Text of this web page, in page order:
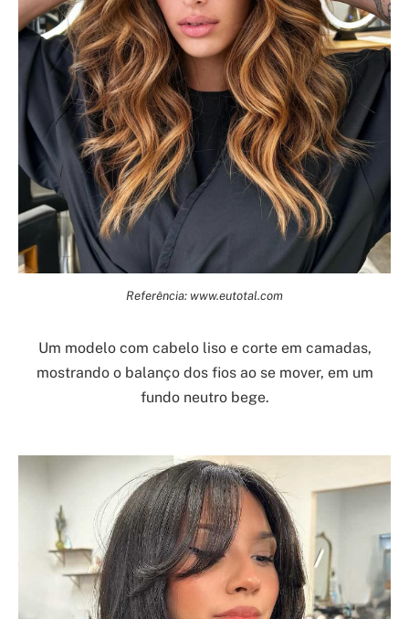
Referência: www.eutotal.com
Um modelo com cabelo liso e corte em camadas,
mostrando o balanço dos fios ao se mover, em um
fundo neutro bege.